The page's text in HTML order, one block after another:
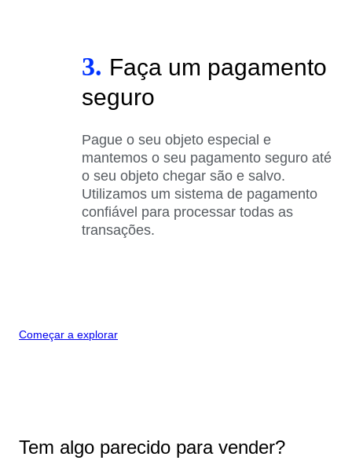
3. Faça um pagamento
seguro
Pague o seu objeto especial e
mantemos o seu pagamento seguro até
o seu objeto chegar são e salvo.
Utilizamos um sistema de pagamento
confiável para processar todas as
transações.
Começar a explorar
Tem algo parecido para vender?